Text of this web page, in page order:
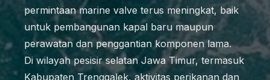
permintaan marine valve terus meningkat, baik
untuk pembangunan kapal baru maupun
perawatan dan penggantian komponen lama.
Di wilayah pesisir selatan Jawa Timur, termasuk
Kabupaten Trenggalek, aktivitas perikanan dan